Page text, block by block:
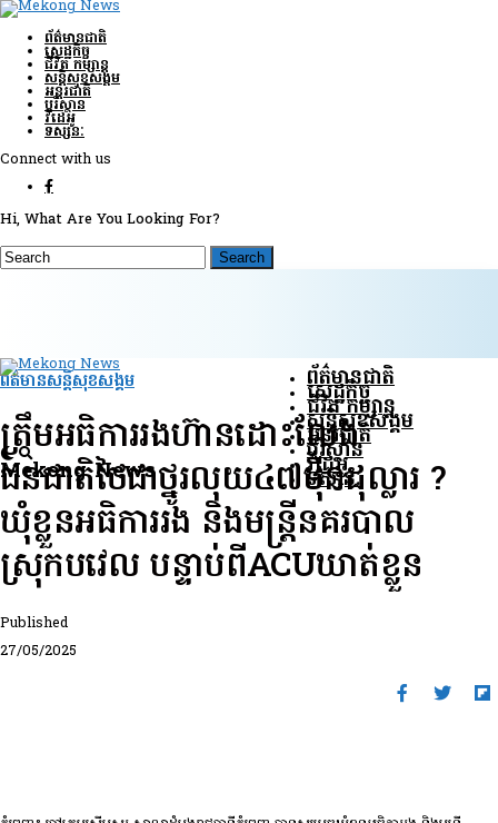
ព័ត៌មានជាតិ
សេដ្ឋកិច្ច
ជីវិត កម្សាន្ត
សន្តិសុខ​សង្គម
អន្តរជាតិ
បរិស្ថាន
វីដេអូ
ទស្សនៈ
Connect with us
Hi, What Are You Looking For?
Mekong News
ព័ត៌មានជាតិ
សេដ្ឋកិច្ច
ជីវិត កម្សាន្ត
សន្តិសុខ​សង្គម
អន្តរជាតិ
បរិស្ថាន
វីដេអូ
ទស្សនៈ
ព័ត៌មានសន្តិសុខ​សង្គម
ត្រឹមអធិការរងហ៊ានដោះលែង
ជនជាតិថៃជាថ្នូរលុយ៤៧ម៉ឺនដុល្លារ ?
ឃុំខ្លួនអធិការរង និងមន្រ្តីនគរបាល
ស្រុកបវេល បន្ទាប់ពីACUឃាត់ខ្លួន
Published
27/05/2025